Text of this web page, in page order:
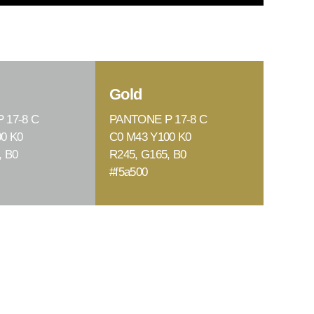
17-8 C
K0
B0
Gold
PANTONE P 17-8 C
C0 M43 Y100 K0
R245, G165, B0
#f5a500